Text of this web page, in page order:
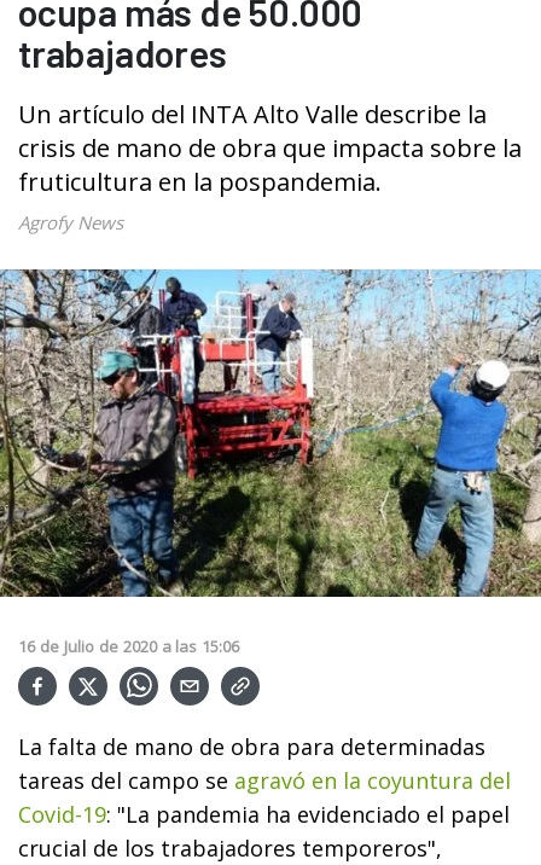
ocupa más de 50.000
trabajadores
Un artículo del INTA Alto Valle describe la
crisis de mano de obra que impacta sobre la
fruticultura en la pospandemia.
Agrofy News
16 de Julio de 2020 a las 15:06
La falta de mano de obra para determinadas
tareas del campo se agravó en la coyuntura del
Covid-19: "La pandemia ha evidenciado el papel
crucial de los trabajadores temporeros",